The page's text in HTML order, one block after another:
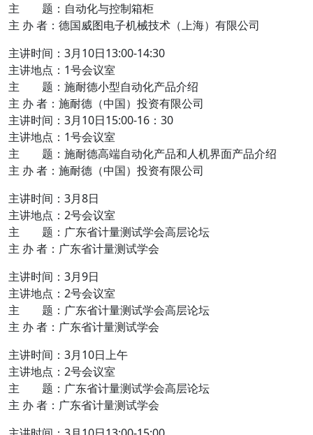
主 题：自动化与控制箱柜
主 办 者：德国威图电子机械技术（上海）有限公司
主讲时间：3月10日13:00-14:30
主讲地点：1号会议室
主 题：施耐德小型自动化产品介绍
主 办 者：施耐德（中国）投资有限公司
主讲时间：3月10日15:00-16：30
主讲地点：1号会议室
主 题：施耐德高端自动化产品和人机界面产品介绍
主 办 者：施耐德（中国）投资有限公司
主讲时间：3月8日
主讲地点：2号会议室
主 题：广东省计量测试学会高层论坛
主 办 者：广东省计量测试学会
主讲时间：3月9日
主讲地点：2号会议室
主 题：广东省计量测试学会高层论坛
主 办 者：广东省计量测试学会
主讲时间：3月10日上午
主讲地点：2号会议室
主 题：广东省计量测试学会高层论坛
主 办 者：广东省计量测试学会